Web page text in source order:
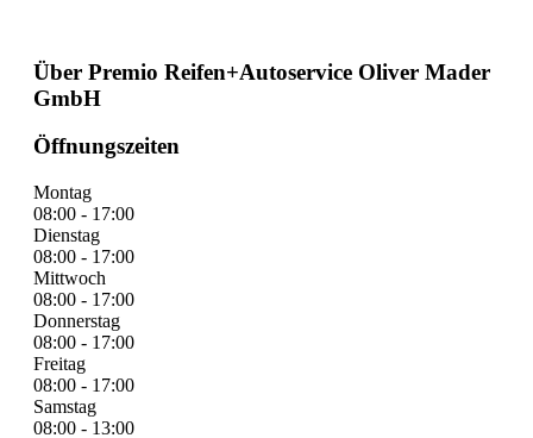
Über Premio Reifen+Autoservice Oliver Mader
GmbH
Öffnungszeiten
Montag
08:00 - 17:00
Dienstag
08:00 - 17:00
Mittwoch
08:00 - 17:00
Donnerstag
08:00 - 17:00
Freitag
08:00 - 17:00
Samstag
08:00 - 13:00